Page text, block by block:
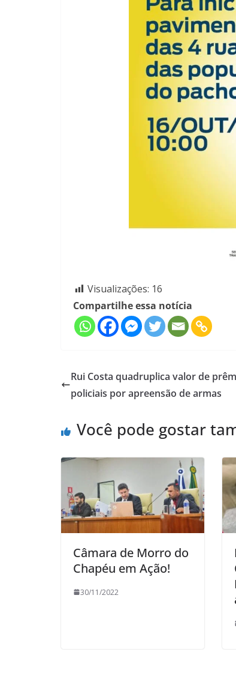
Visualizações: 16
Compartilhe essa notícia
Rui Costa quadruplica valor de
policiais por apreensão de armas
Você pode gostar
Câmara de Morro do
Chapéu em Ação!
30/11/2022